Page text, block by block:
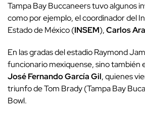
Tampa Bay Buccaneers tuvo algunos
como por ejemplo, el coordinador del
Estado de México (INSEM),Carlos
En las gradas del estadio Raymond
funcionario mexiquense, sino también
José Fernando García Gil, quienes
triunfo de Tom Brady (Tampa Bay
Bowl.